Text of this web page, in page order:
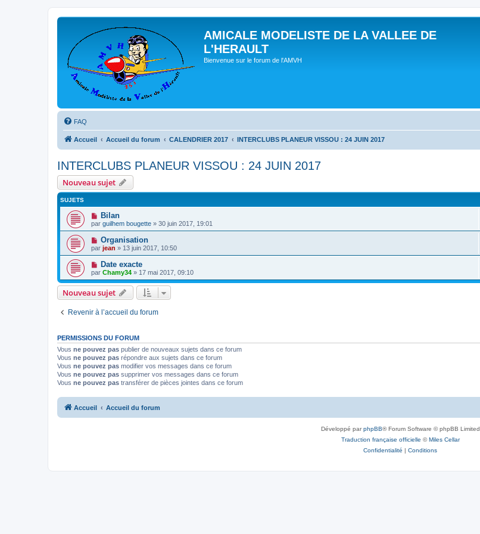
AMICALE MODELISTE DE LA VALLEE DE
L'HERAULT
Bienvenue sur le forum de l'AMVH
FAQ
Accueil Accueil du forum CALENDRIER 2017 INTERCLUBS PLANEUR VISSOU : 24 JUIN 2017
INTERCLUBS PLANEUR VISSOU : 24 JUIN 2017
Nouveau sujet
SUJETS
Bilan
par guilhem bougette » 30 juin 2017, 19:01
Organisation
par jean » 13 juin 2017, 10:50
Date exacte
par Chamy34 » 17 mai 2017, 09:10
Nouveau sujet
Revenir à l’accueil du forum
PERMISSIONS DU FORUM
Vous ne pouvez pas publier de nouveaux sujets dans ce forum
Vous ne pouvez pas répondre aux sujets dans ce forum
Vous ne pouvez pas modifier vos messages dans ce forum
Vous ne pouvez pas supprimer vos messages dans ce forum
Vous ne pouvez pas transférer de pièces jointes dans ce forum
Accueil Accueil du forum
Développé parphpBB® Forum Software © phpBB Limited
Traduction française officielle ©Miles Cellar
Confidentialité | Conditions